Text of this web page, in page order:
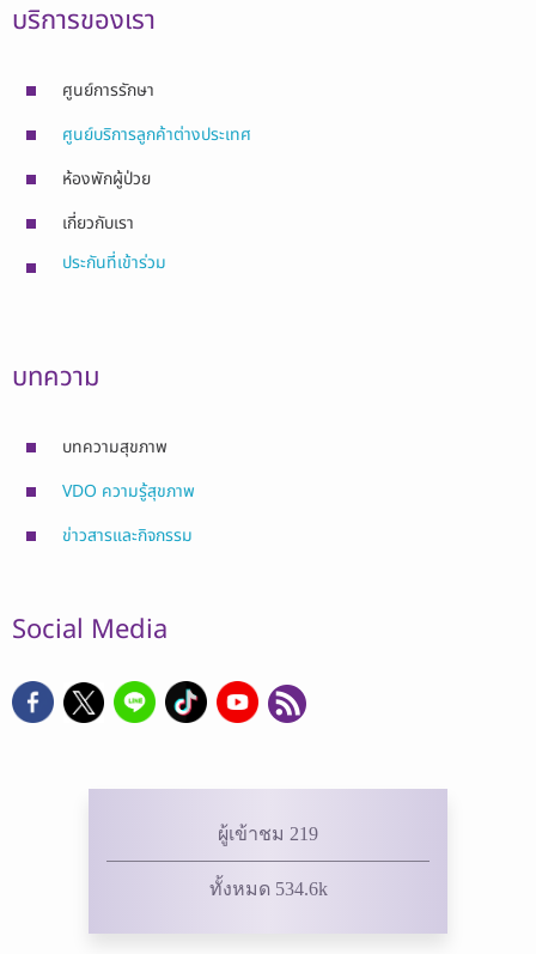
บริการของเรา
ศูนย์การรักษา
ศูนย์บริการลูกค้าต่างประเทศ
ห้องพักผู้ป่วย
เกี่ยวกับเรา
ประกันที่เข้าร่วม
บทความ
บทความสุขภาพ
VDO ความรู้สุขภาพ
ข่าวสารและกิจกรรม
Social Media
ผู้เข้าชม 219
ทั้งหมด 534.6k